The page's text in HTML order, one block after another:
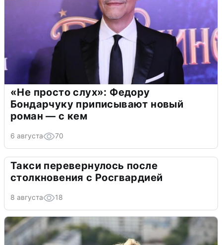
«Не просто слух»: Федору
Бондарчуку приписывают новый
роман — с кем
6 августа 70
Такси перевернулось после
столкновения с Росгвардией
8 августа 18